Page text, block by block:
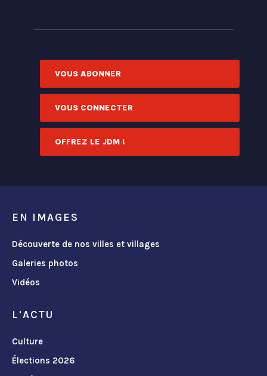
VOUS ABONNER
VOUS CONNECTER
OFFREZ LE JDM !
EN IMAGES
Découverte de nos villes et villages
Galeries photos
Vidéos
L'ACTU
Culture
Élections 2026